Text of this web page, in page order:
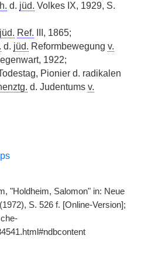
d. jüd. Volkes IX, 1929, S.
jüd. Ref. III, 1865;
d. jüd. Reformbewegung v.
1922;
Pionier d. radikalen
d. Judentums v.
"Holdheim, Salomon" in: Neue
S. 526 f. [Online-Version];